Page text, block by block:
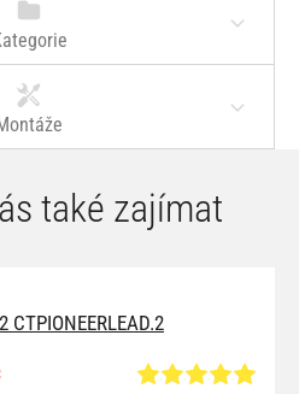
také zajímat
CTPIONEERLEAD.2